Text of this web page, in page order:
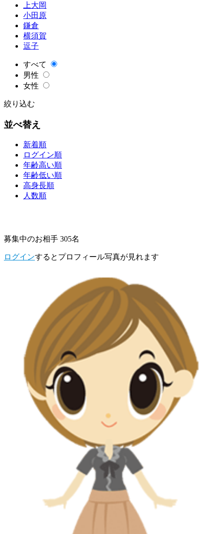
上大岡
小田原
鎌倉
横須賀
逗子
すべて
男性
女性
絞り込む
並べ替え
新着順
ログイン順
年齢高い順
年齢低い順
高身長順
人数順
募集中のお相手 305名
ログインするとプロフィール写真が見れます